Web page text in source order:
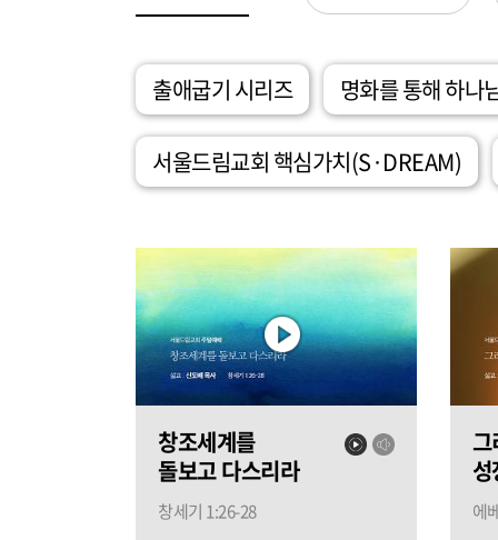
출애굽기 시리즈 명화를 통해 하나
서울드림교회 핵심가치(S·DREAM)
창조세계를
돌보고 다스리라
창세기 1:26-28